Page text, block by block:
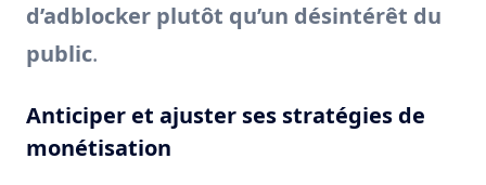
d’adblocker plutôt qu’un désintérêt du
public.
Anticiper et ajuster ses stratégies de
monétisation